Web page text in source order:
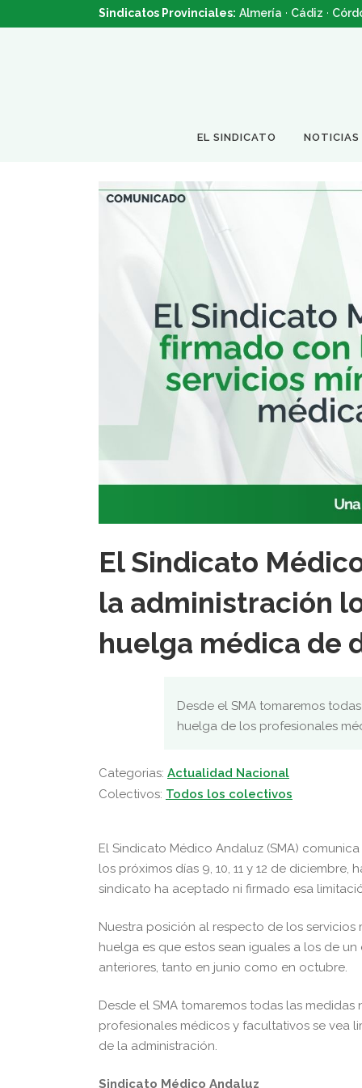
Sindicatos Provinciales: Almería · Cádiz ·
EL SINDICATO NOTICIAS
El Sindicato
la administración
huelga médica de
Desde el SMA tomaremos
huelga de los profesionales
Categorias: Actualidad Nacional
Colectivos: Todos los colectivos
El Sindicato Médico Andaluz (SMA)
los próximos días 9, 10, 11 y 12 de
sindicato ha aceptado ni firmado esa
Nuestra posición al respecto de los
huelga es que estos sean iguales a los de
anteriores, tanto en junio como en octubre.
Desde el SMA tomaremos todas las
profesionales médicos y facultativos se vea
de la administración.
Sindicato Médico Andaluz